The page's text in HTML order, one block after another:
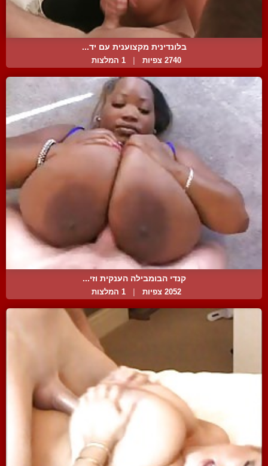
בלונדינית מקצוענית עם יד...
2740 צפיות 1 המלצות
קנדי הבומבילה הענקית וזי...
2052 צפיות | 1 המלצות